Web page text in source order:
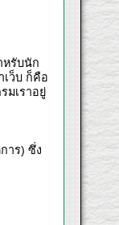
หรับนัก
เว็บ ก็คือ
มเราอยู่
าร) ซึ่ง